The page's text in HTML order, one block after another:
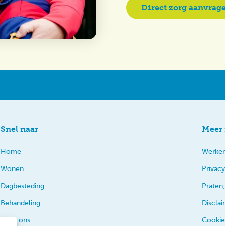
Direct zorg
Snel naar
Home
Wonen
Dagbesteding
Behandeling
Over ons
Privacy